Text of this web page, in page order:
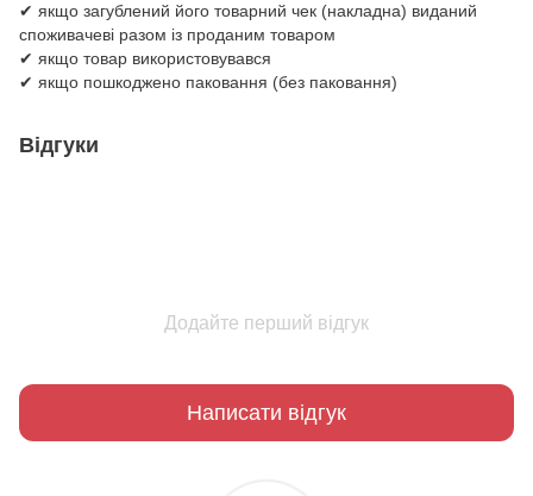
✔ якщо загублений його товарний чек (накладна) виданий
споживачеві разом із проданим товаром
✔ якщо товар використовувався
✔ якщо пошкоджено паковання (без паковання)
Відгуки
Додайте перший відгук
Написати відгук